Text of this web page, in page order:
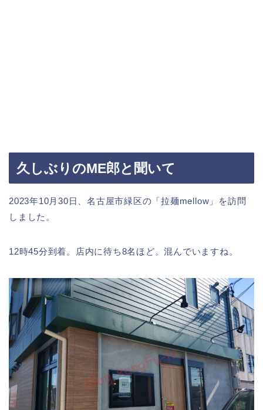
久しぶりのME郎と聞いて
2023年10月30日、名古屋市緑区の「拉麺mellow」を訪問
しました。
12時45分到着。店内に待ち8名ほど。混んでいますね。